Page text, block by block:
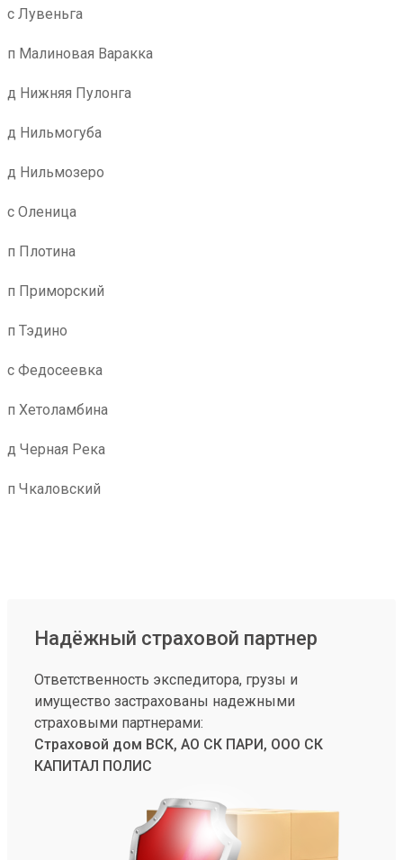
с Лувеньга
п Малиновая Варакка
д Нижняя Пулонга
д Нильмогуба
д Нильмозеро
с Оленица
п Плотина
п Приморский
п Тэдино
с Федосеевка
п Хетоламбина
д Черная Река
п Чкаловский
Надёжный страховой партнер
Ответственность экспедитора, грузы и
имущество застрахованы надежными
страховыми партнерами:
Страховой дом ВСК, АО СК ПАРИ, ООО СК
КАПИТАЛ ПОЛИС